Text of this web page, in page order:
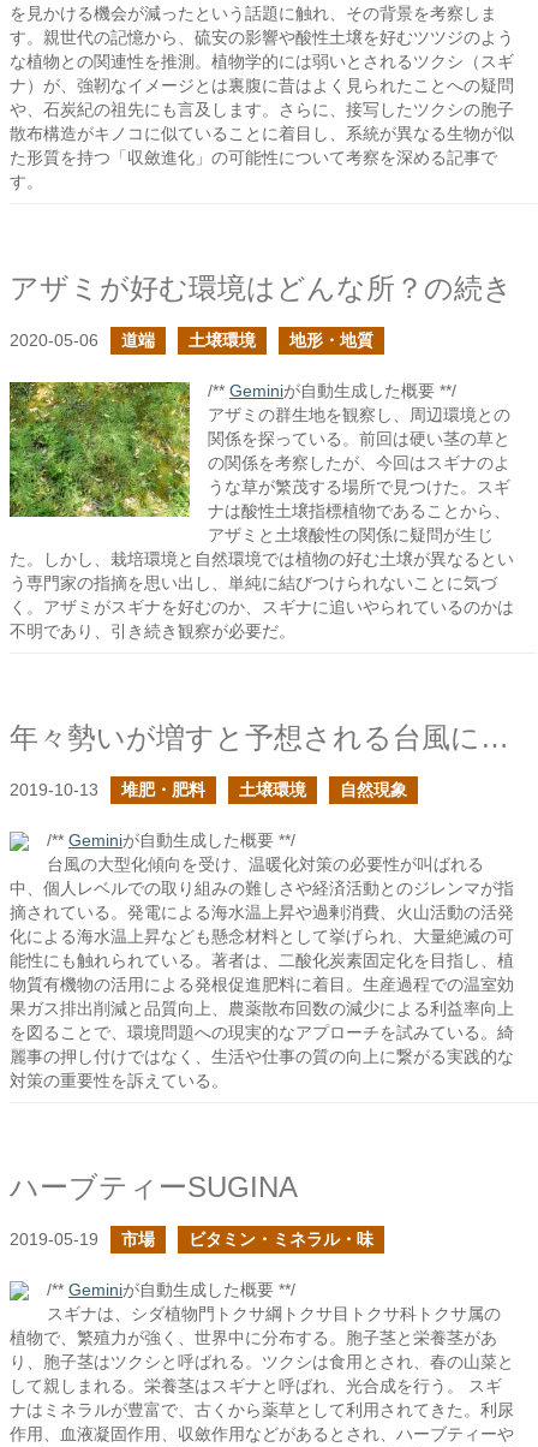
を見かける機会が減ったという話題に触れ、その背景を考察しま
す。親世代の記憶から、硫安の影響や酸性土壌を好むツツジのよう
な植物との関連性を推測。植物学的には弱いとされるツクシ（スギ
ナ）が、強靭なイメージとは裏腹に昔はよく見られたことへの疑問
や、石炭紀の祖先にも言及します。さらに、接写したツクシの胞子
散布構造がキノコに似ていることに着目し、系統が異なる生物が似
た形質を持つ「収斂進化」の可能性について考察を深める記事で
す。
アザミが好む環境はどんな所？の続き
2020-05-06 道端 土壌環境 地形・地質
/** Geminiが自動生成した概要 **/
アザミの群生地を観察し、周辺環境との
関係を探っている。前回は硬い茎の草と
の関係を考察したが、今回はスギナのよ
うな草が繁茂する場所で見つけた。スギ
ナは酸性土壌指標植物であることから、
アザミと土壌酸性の関係に疑問が生じ
た。しかし、栽培環境と自然環境では植物の好む土壌が異なるとい
う専門家の指摘を思い出し、単純に結びつけられないことに気づ
く。アザミがスギナを好むのか、スギナに追いやられているのかは
不明であり、引き続き観察が必要だ。
年々勢いが増すと予想される台風に対して出来ることはあるか？
2019-10-13 堆肥・肥料 土壌環境 自然現象
/** Geminiが自動生成した概要 **/
台風の大型化傾向を受け、温暖化対策の必要性が叫ばれる
中、個人レベルでの取り組みの難しさや経済活動とのジレンマが指
摘されている。発電による海水温上昇や過剰消費、火山活動の活発
化による海水温上昇なども懸念材料として挙げられ、大量絶滅の可
能性にも触れられている。著者は、二酸化炭素固定化を目指し、植
物質有機物の活用による発根促進肥料に着目。生産過程での温室効
果ガス排出削減と品質向上、農薬散布回数の減少による利益率向上
を図ることで、環境問題への現実的なアプローチを試みている。綺
麗事の押し付けではなく、生活や仕事の質の向上に繋がる実践的な
対策の重要性を訴えている。
ハーブティーSUGINA
2019-05-19 市場 ビタミン・ミネラル・味
/** Geminiが自動生成した概要 **/
スギナは、シダ植物門トクサ綱トクサ目トクサ科トクサ属の
植物で、繁殖力が強く、世界中に分布する。胞子茎と栄養茎があ
り、胞子茎はツクシと呼ばれる。ツクシは食用とされ、春の山菜と
して親しまれる。栄養茎はスギナと呼ばれ、光合成を行う。 スギ
ナはミネラルが豊富で、古くから薬草として利用されてきた。利尿
作用、血液凝固作用、収斂作用などがあるとされ、ハーブティーや